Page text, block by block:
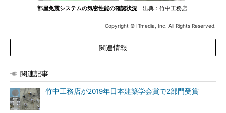
部屋免震システムの気密性能の確認状況 出典：竹中工務店
Copyright © ITmedia, Inc. All Rights Reserved.
関連情報
関連記事
竹中工務店が2019年日本建築学会賞で2部門受賞